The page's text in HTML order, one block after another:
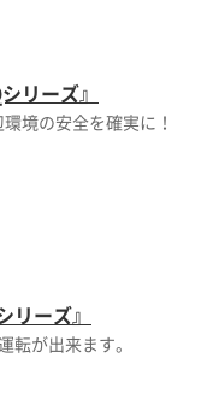
リーズ』
境の安全を確実に！
ーズ』
が出来ます。